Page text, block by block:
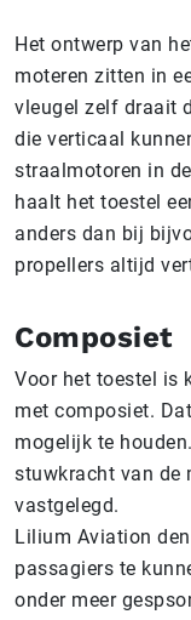
Het ontwerp van
moteren zitten in
vleugel zelf draait
die verticaal
straalmotoren in
haalt het toestel
anders dan bij
propellers altijd
Composiet
Voor het toestel is
met composiet.
mogelijk te
stuwkracht van de
vastgelegd.
Lilium Aviation
passagiers te
onder meer